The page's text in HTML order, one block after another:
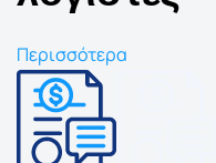
Περισσότερα